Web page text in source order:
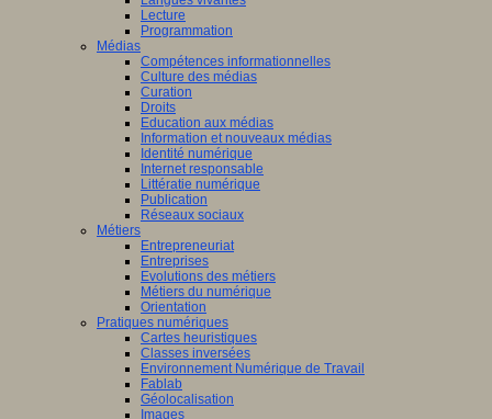
Lecture
Programmation
Médias
Compétences informationnelles
Culture des médias
Curation
Droits
Education aux médias
Information et nouveaux médias
Identité numérique
Internet responsable
Littératie numérique
Publication
Réseaux sociaux
Métiers
Entrepreneuriat
Entreprises
Evolutions des métiers
Métiers du numérique
Orientation
Pratiques numériques
Cartes heuristiques
Classes inversées
Environnement Numérique de Travail
Fablab
Géolocalisation
Images